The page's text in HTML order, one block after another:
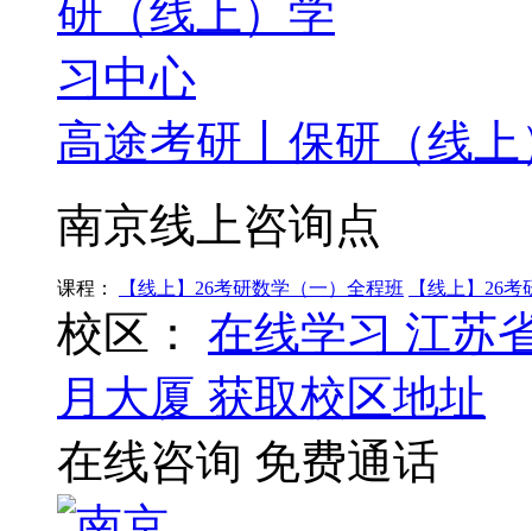
高途考研丨保研（线
南京线上咨询点
课程： 【线上】26考研数学（一）全程班 【线上】26
校区： 在线学习 江苏
月大厦 获取校区地址
在线咨询 免费通话